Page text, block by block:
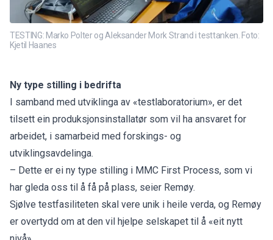
TESTING: Marko Polter og Aleksander Mork Strand i testtanken. Foto:
Kjetil Haanes
Ny type stilling i bedrifta
I samband med utviklinga av «testlaboratorium», er det
tilsett ein produksjonsinstallatør som vil ha ansvaret for
arbeidet, i samarbeid med forskings- og
utviklingsavdelinga.
– Dette er ei ny type stilling i MMC First Process, som vi
har gleda oss til å få på plass, seier Remøy.
Sjølve testfasiliteten skal vere unik i heile verda, og Remøy
er overtydd om at den vil hjelpe selskapet til å «eit nytt